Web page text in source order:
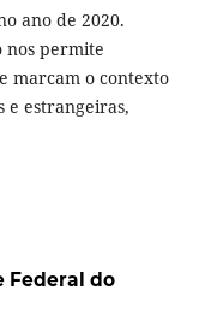
ano de 2020.
nos permite
marcam o contexto
e estrangeiras,
Federal do